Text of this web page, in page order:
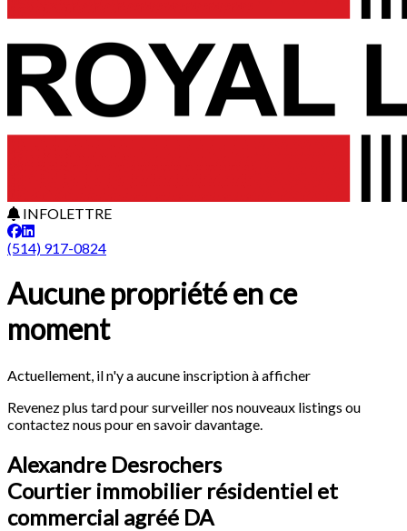
INFOLETTRE
(514) 917-0824
Aucune propriété en ce
moment
Actuellement, il n'y a aucune inscription à afficher
Revenez plus tard pour surveiller nos nouveaux listings ou
contactez nous pour en savoir davantage.
Alexandre Desrochers
Courtier immobilier résidentiel et
commercial agréé DA